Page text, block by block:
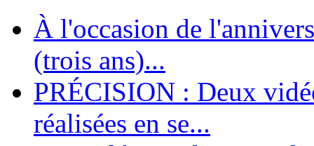
En 2004, une dizaine de personnes contribuèrent au lancement de
dernières années. L'aventure se pou...
À l'occasion de
(trois ans)...
PRÉCISION : Deux
réalisées en se...